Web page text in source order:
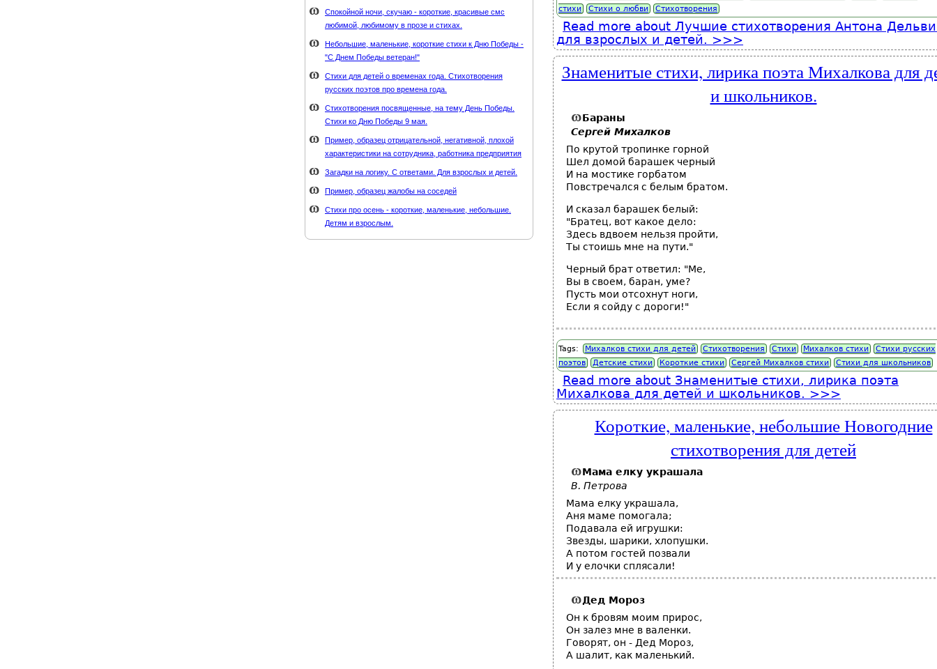
стихи
Стихи о любви Стихотворения
Read more about Лучшие стихотворения Антона
для взрослых и детей.
Знаменитые стихи, лирика поэта Михалкова для
и школьников.
Бараны
Сергей Михалков
По крутой тропинке горной
Шел домой барашек черный
И на мостике горбатом
Повстречался с белым братом.
И сказал барашек белый:
"Братец, вот какое дело:
Здесь вдвоем нельзя пройти,
Ты стоишь мне на пути."
Черный брат ответил: "Ме,
Вы в своем, баран, уме?
Пусть мои отсохнут ноги,
Если я сойду с дороги!"
Tags: Михалков стихи для детей Стихотворения Стихи Михалков стихи
Стихи русских
поэтов
Детские стихи Короткие стихи Сергей Михалков стихи Стихи для школьников
Read more about Знаменитые стихи, лирика поэта
Михалкова для детей и школьников.
Короткие, маленькие, небольшие Новогодние
стихотворения для детей
Мама елку украшала
В. Петрова
Мама елку украшала,
Аня маме помогала;
Подавала ей игрушки:
Звезды, шарики, хлопушки.
А потом гостей позвали
И у елочки сплясали!
Дед Мороз
Он к бровям моим прирос,
Он залез мне в валенки.
Говорят, он - Дед Мороз,
А шалит, как маленький.
Спокойной ночи, скучаю - короткие, красивые смс
любимой, любимому в прозе и стихах.
Небольшие, маленькие, короткие стихи к Дню Победы -
"С Днем Победы ветеран!"
Стихи для детей о временах года. Стихотворения
русских поэтов про времена года.
Стихотворения посвященные, на тему День Победы.
Стихи ко Дню Победы 9 мая.
Пример, образец отрицательной, негативной, плохой
характеристики на сотрудника, работника предприятия
Загадки на логику. С ответами. Для взрослых и детей.
Пример, образец жалобы на соседей
Стихи про осень - короткие, маленькие, небольшие.
Детям и взрослым.